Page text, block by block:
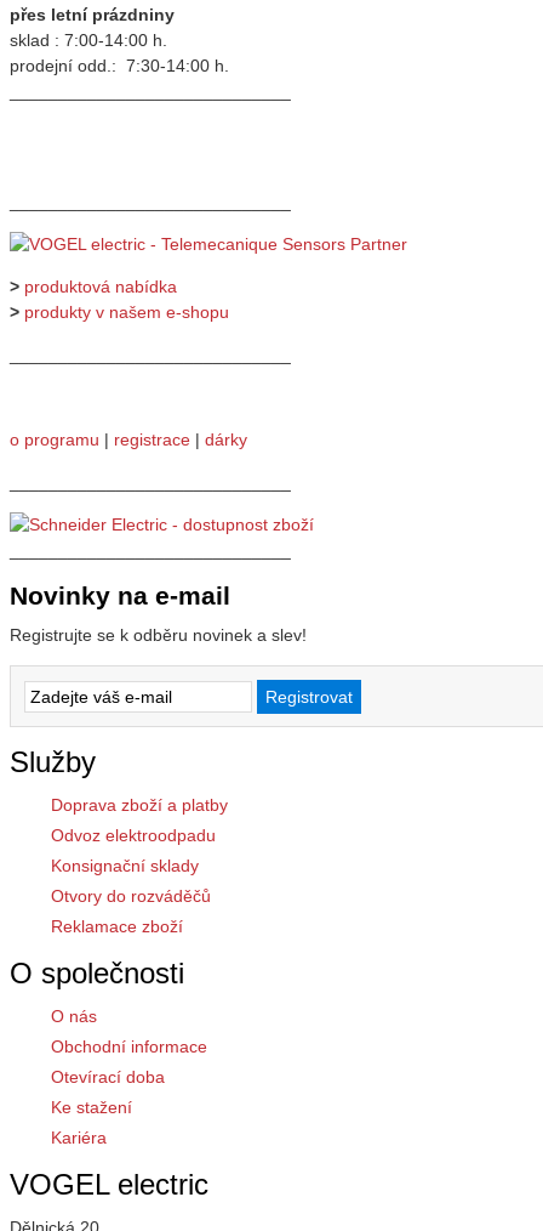
přes letní prázdniny
sklad : 7:00-14:00 h.
prodejní odd.: 7:30-14:00 h.
> produktová nabídka
> produkty v našem e-shopu
o programu | registrace | dárky
Novinky na e-mail
Registrujte se k odběru novinek a slev!
Služby
Doprava zboží a platby
Odvoz elektroodpadu
Konsignační sklady
Otvory do rozváděčů
Reklamace zboží
O společnosti
O nás
Obchodní informace
Otevírací doba
Ke stažení
Kariéra
VOGEL electric